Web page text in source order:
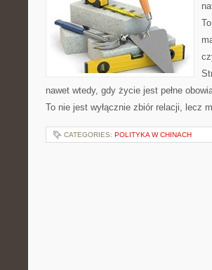
nawet wtedy, gdy życie jest pełne
To nie jest wyłącznie zbiór relacji, lecz
CATEGORIES: POLITYKA W CHINACH